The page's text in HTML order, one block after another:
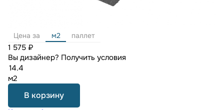
Цена за м2 паллет
1 575 ₽
Вы дизайнер? Получить условия
м2
В корзину